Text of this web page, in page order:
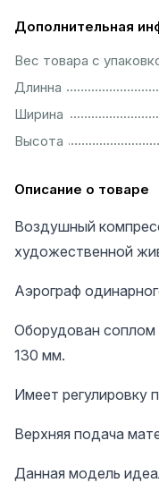
Дополнительная
Вес товара с
Длинна
Ширина
Высота
Описание о товаре
Воздушный
художественной
Аэрограф
Оборудован соплом
130 мм.
Имеет регулировку
Верхняя подача
Данная модель